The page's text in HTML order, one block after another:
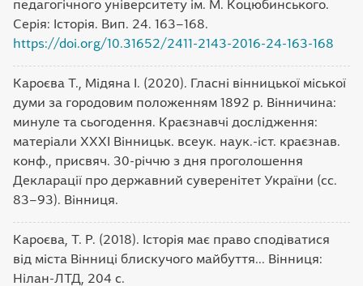
педагогічного університету ім. М. Коцюбинського.
Серія: Історія. Вип. 24. 163–168.
https://doi.org/10.31652/2411-2143-2016-24-163-168
Кароєва Т., Мідяна І. (2020). Гласні вінницької міської
думи за городовим положенням 1892 р. Вінничина:
минуле та сьогодення. Краєзнавчі дослідження:
матеріали ХХХІ Вінницьк. всеук. наук.-іст. краєзнав.
конф., присвяч. 30-річчю з дня проголошення
Декларації про державний суверенітет України (сс.
83–93). Вінниця.
Кароєва, Т. Р. (2018). Історія має право сподіватися
від міста Вінниці блискучого майбуття... Вінниця:
Нілан-ЛТД, 204 с.